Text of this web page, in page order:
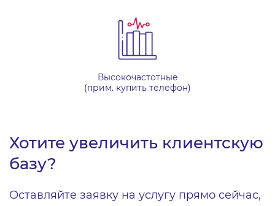
Высокочастотные
(прим. купить телефон)
Хотите увеличить клиентскую
базу?
Оставляйте заявку на услугу прямо сейчас,